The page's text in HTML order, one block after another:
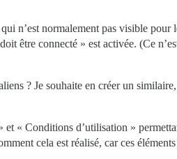
n’est normalement pas visible pour
être connecté » est activée. (Ce
? Je souhaite en créer un
« Conditions d’utilisation »
cela est réalisé, car ces